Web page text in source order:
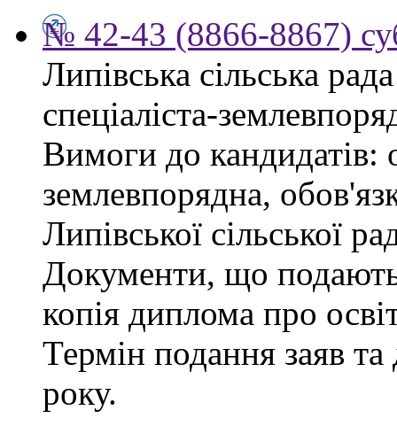
№ 42-43 (8866-8867)
Липівська сільська
спеціаліста-
Вимоги до кандидатів:
землевпорядна,
Липівської сільської
Документи, що
копія диплома про
Термін подання заяв
року.